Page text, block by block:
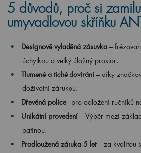
5 důvodů, proč si
umyvadlovou skříňku
Designově vyladěná zásuvka –
úchytkou a velký úložný prostor.
Tlumené a tiché dovírání – díky
doživotní zárukou.
Dřevěná police- pro odložení ručníků
Unikátní provedení – Výběr mezi
patinou.
Prodloužená záruka 5 let– za kvalitou